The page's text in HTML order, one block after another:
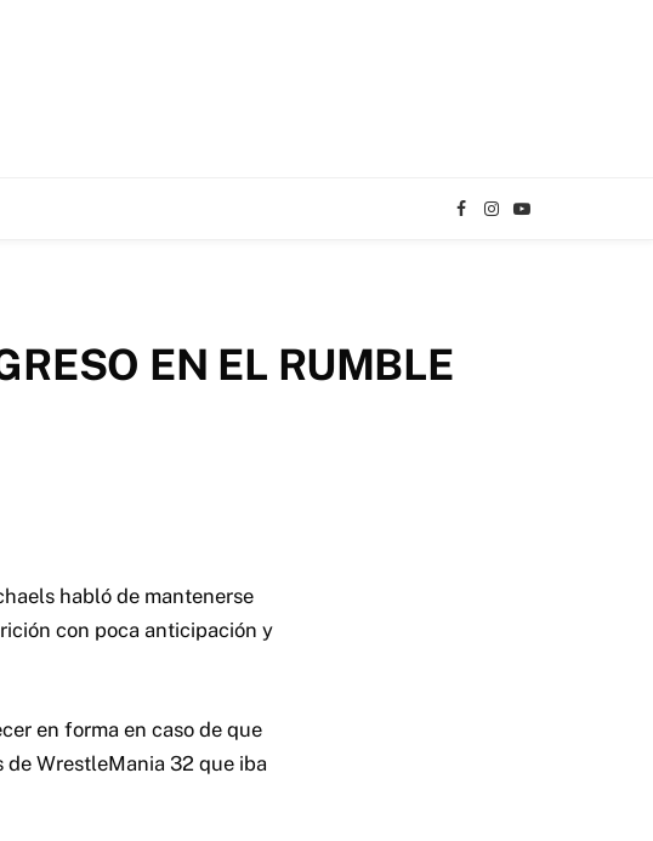
Facebook
Instagram
YouTube
EN EL RUMBLE
habló de mantenerse
con poca anticipación y
en forma en caso de que
de WrestleMania 32 que iba